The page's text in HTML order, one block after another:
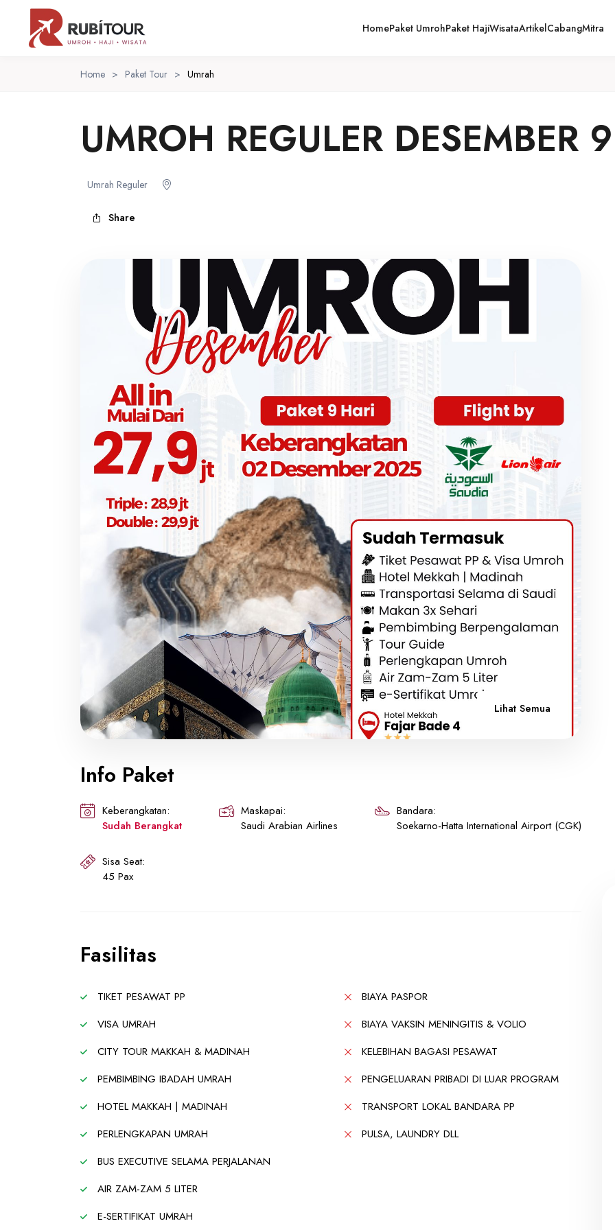
HomePaket UmrohPaket HajiWisataArtikelCabangMitra
Home > Paket Tour > Umrah
UMROH REGULER DESEMBER
Umrah Reguler
Share
Lihat Semua
Info Paket
Keberangkatan:
Sudah Berangkat
Maskapai:
Saudi Arabian Airlines
Bandara:
Soekarno-Hatta International Airport (CGK)
Sisa Seat:
45 Pax
Fasilitas
TIKET PESAWAT PP
VISA UMRAH
CITY TOUR MAKKAH & MADINAH
PEMBIMBING IBADAH UMRAH
HOTEL MAKKAH | MADINAH
PERLENGKAPAN UMRAH
BUS EXECUTIVE SELAMA PERJALANAN
AIR ZAM-ZAM 5 LITER
E-SERTIFIKAT UMRAH
BIAYA PASPOR
BIAYA VAKSIN MENINGITIS & VOLIO
KELEBIHAN BAGASI PESAWAT
PENGELUARAN PRIBADI DI LUAR PROGRAM
TRANSPORT LOKAL BANDARA PP
PULSA, LAUNDRY DLL